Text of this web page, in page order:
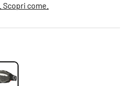
come.